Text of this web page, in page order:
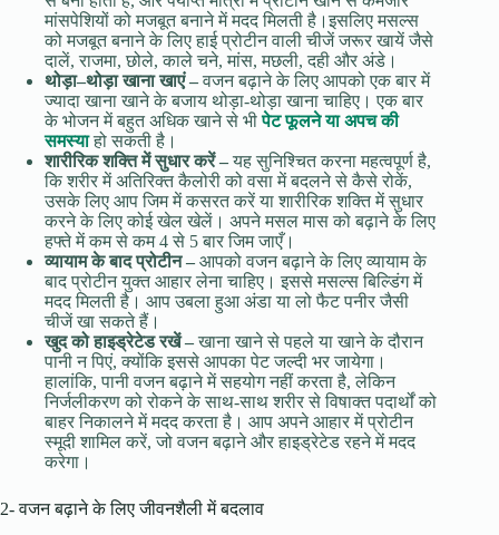
मांसपेशियों को मजबूत बनाने में मदद मिलती है।इसलिए मसल्स
को मजबूत बनाने के लिए हाई प्रोटीन वाली चीजें जरूर खायें जैसे
दालें, राजमा, छोले, काले चने, मांस, मछली, दही और अंडे।
थोड़ा–थोड़ा खाना खाएं–वजन बढ़ाने के लिए आपको एक बार में
ज्यादा खाना खाने के बजाय थोड़ा-थोड़ा खाना चाहिए। एक बार
के भोजन में बहुत अधिक खाने से भीपेट फूलने या अपच की
समस्याहो सकती है।
शारीरिक शक्ति में सुधार करें–यह सुनिश्चित करना महत्वपूर्ण है,
कि शरीर में अतिरिक्त कैलोरी को वसा में बदलने से कैसे रोकें,
उसके लिए आप जिम में कसरत करें या शारीरिक शक्ति में सुधार
करने के लिए कोई खेल खेलें। अपने मसल मास को बढ़ाने के लिए
हफ्ते में कम से कम 4 से 5 बार जिम जाएँ।
व्यायाम के बाद प्रोटीन– आपको वजन बढ़ाने के लिए व्यायाम के
बाद प्रोटीन युक्त आहार लेना चाहिए। इससे मसल्स बिल्डिंग में
मदद मिलती है। आप उबला हुआ अंडा या लो फैट पनीर जैसी
चीजें खा सकते हैं।
खुद को हाइड्रेटेड रखें –खाना खाने से पहले या खाने के दौरान
पानी न पिएं, क्योंकि इससे आपका पेट जल्दी भर जायेगा।
हालांकि, पानी वजन बढ़ाने में सहयोग नहीं करता है, लेकिन
निर्जलीकरण को रोकने के साथ-साथ शरीर से विषाक्त पदार्थों को
बाहर निकालने में मदद करता है। आप अपने आहार में प्रोटीन
स्मूदी शामिल करें, जो वजन बढ़ाने और हाइड्रेटेड रहने में मदद
करेगा।
2- वजन बढ़ाने के लिए जीवनशैली में बदलाव